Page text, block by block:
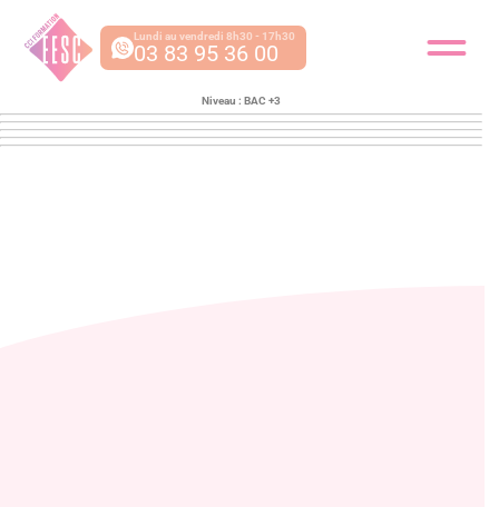
Lundi au vendredi 8h30 - 17h30
03 83 95 36 00
Niveau : BAC +3